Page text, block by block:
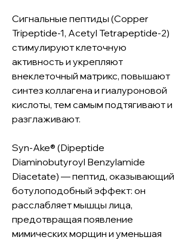
Сигнальные пептиды (Copper
Tripeptide-1, Acetyl Tetrapeptide-2)
стимулируют клеточную
активность и укрепляют
внеклеточный матрикс, повышают
синтез коллагена и гиалуроновой
кислоты, тем самым подтягивают и
разглаживают.
Syn-Ake® (Dipeptide
Diaminobutyroyl Benzylamide
Diacetate) — пептид, оказывающий
ботулоподобный эффект: он
расслабляет мышцы лица,
предотвращая появление
мимических морщин и уменьшая